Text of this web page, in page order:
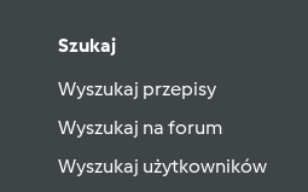
Szukaj
Wyszukaj przepisy
Wyszukaj na forum
Wyszukaj użytkowników